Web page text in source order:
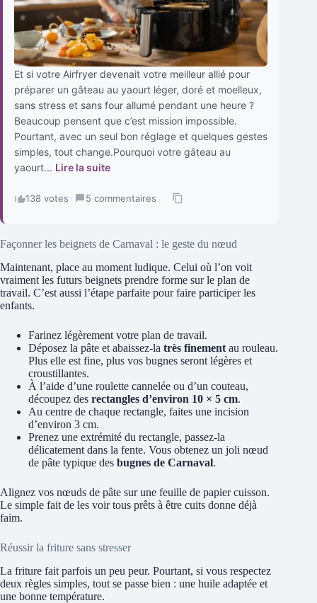
Et si votre Airfryer devenait votre meilleur allié pour
préparer un gâteau au yaourt léger, doré et moelleux,
sans stress et sans four allumé pendant une heure ?
Beaucoup pensent que c’est mission impossible.
Pourtant, avec un seul bon réglage et quelques gestes
simples, tout change.Pourquoi votre gâteau au
yaourt... Lire la suite
138 votes · 5 commentaires ·
Façonner les beignets de Carnaval : le geste du nœud
Maintenant, place au moment ludique. Celui où l’on voit
vraiment les futurs beignets prendre forme sur le plan de
travail. C’est aussi l’étape parfaite pour faire participer les
enfants.
Farinez légèrement votre plan de travail.
Déposez la pâte et abaissez-la très finement au rouleau.
Plus elle est fine, plus vos bugnes seront légères et
croustillantes.
À l’aide d’une roulette cannelée ou d’un couteau,
découpez des rectangles d’environ 10 × 5 cm.
Au centre de chaque rectangle, faites une incision
d’environ 3 cm.
Prenez une extrémité du rectangle, passez-la
délicatement dans la fente. Vous obtenez un joli nœud
de pâte typique des bugnes de Carnaval.
Alignez vos nœuds de pâte sur une feuille de papier cuisson.
Le simple fait de les voir tous prêts à être cuits donne déjà
faim.
Réussir la friture sans stresser
La friture fait parfois un peu peur. Pourtant, si vous respectez
deux règles simples, tout se passe bien : une huile adaptée et
une bonne température.